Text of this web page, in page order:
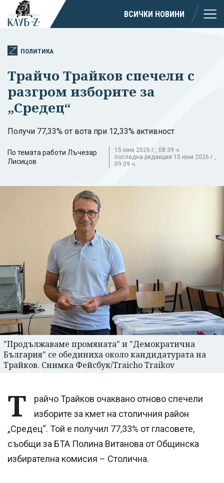
ВСИЧКИ НОВИНИ
ПОЛИТИКА
Трайчо Трайков спечели с
разгром изборите за
„Средец“
Получи 77,33% от вота при 12,33% активност
По темата работи Лъчезар
Лисицов
15 юни 2026 г., 08:39 ч.
последна редакция 15 юни 2026 г.,
09:09 ч.
"Продължаваме промяната" и "Демократична
България" се обединиха около кандидатурата на
Трайков. Снимка Фейсбук/Traicho Traikov
Т
райчо Трайков очаквано отново спечели
изборите за кмет на столичния район
„Средец“. Той е получил 77,33% от гласовете,
съобщи за БТА Полина Витанова от Общинска
избирателна комисия – Столична.